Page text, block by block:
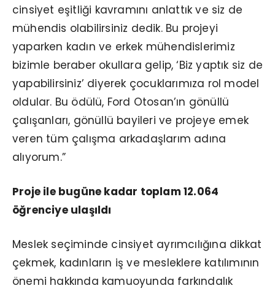
cinsiyet eşitliği kavramını anlattık ve siz de
mühendis olabilirsiniz dedik. Bu projeyi
yaparken kadın ve erkek mühendislerimiz
bizimle beraber okullara gelip, ‘Biz yaptık siz de
yapabilirsiniz’ diyerek çocuklarımıza rol model
oldular. Bu ödülü, Ford Otosan’ın gönüllü
çalışanları, gönüllü bayileri ve projeye emek
veren tüm çalışma arkadaşlarım adına
alıyorum.”
Proje ile bugüne kadar toplam 12.064
öğrenciye ulaşıldı
Meslek seçiminde cinsiyet ayrımcılığına dikkat
çekmek, kadınların iş ve mesleklere katılımının
önemi hakkında kamuoyunda farkındalık